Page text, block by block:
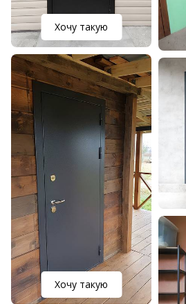
Хочу такую
Хочу такую